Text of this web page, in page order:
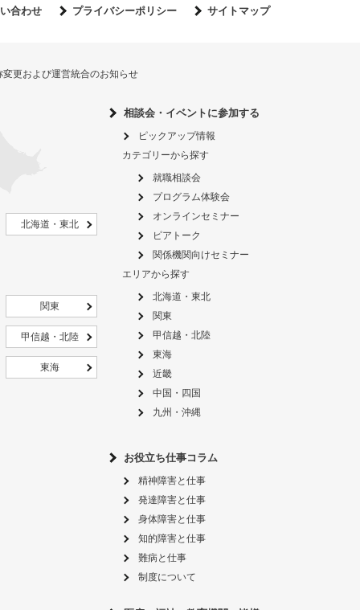
合わせ プライバシーポリシー サイトマップ
更および運営統合のお知らせ
北海道・東北
関東
甲信越・北陸
東海
相談会・イベントに参加する
ピックアップ情報
カテゴリーから探す
就職相談会
プログラム体験会
オンラインセミナー
ピアトーク
関係機関向けセミナー
エリアから探す
北海道・東北
関東
甲信越・北陸
東海
近畿
中国・四国
九州・沖縄
お役立ち仕事コラム
精神障害と仕事
発達障害と仕事
身体障害と仕事
知的障害と仕事
難病と仕事
制度について